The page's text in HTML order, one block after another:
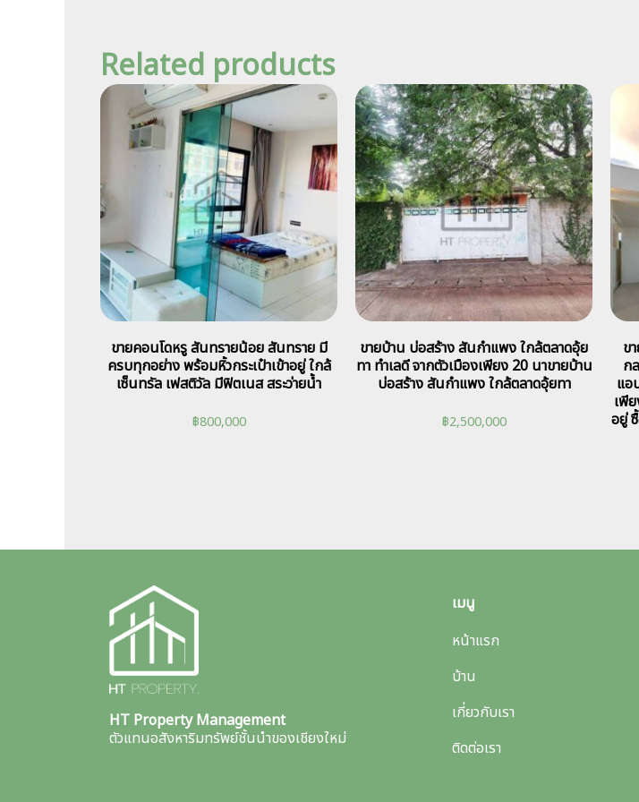
Related products
ขายคอนโดหรู สันทรายน้อย สันทราย มี
ครบทุกอย่าง พร้อมหิ้วกระเป๋าเข้าอยู่ ใกล้
เซ็นทรัล เฟสติวัล มีฟิตเนส สระว่ายน้ำ
฿800,000
ขายบ้าน บ่อสร้าง สันกำแพง ใกล้ตลาดอุ้ย
ทา ทำเลดี จากตัวเมืองเพียง 20 นาขายบ้าน
บ่อสร้าง สันกำแพง ใกล้ตลาดอุ้ยทา
฿2,500,000
ข
ก
แอ
เพี
อยู่
HT Property Management
ตัวแทนอสังหาริมทรัพย์ชั้นนำของเชียงใหม่
เมนู
หน้าแรก
บ้าน
เกี่ยวกับเรา
ติดต่อเรา